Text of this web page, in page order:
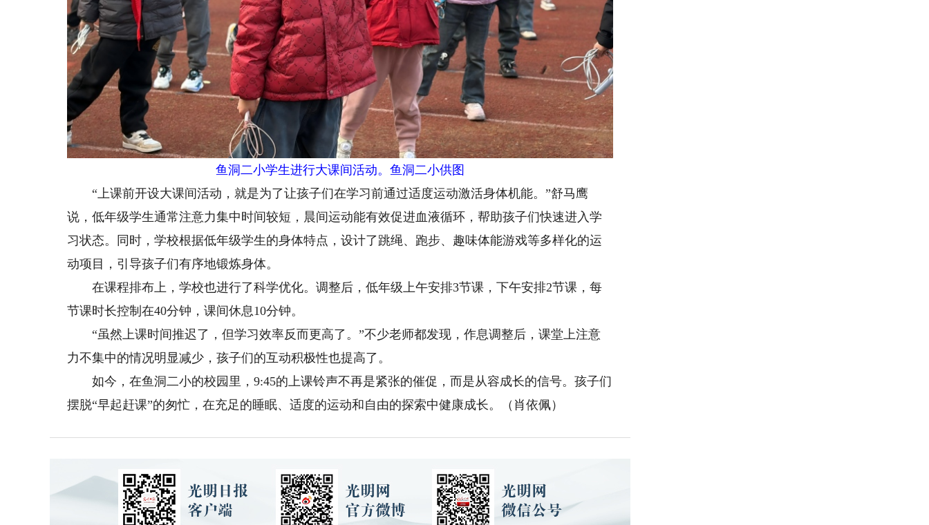
鱼洞二小学生进行大课间活动。鱼洞二小供图
“上课前开设大课间活动，就是为了让孩子们在学习前通过适度运动激活身体机能。”舒马鹰
说，低年级学生通常注意力集中时间较短，晨间运动能有效促进血液循环，帮助孩子们快速进入学
习状态。同时，学校根据低年级学生的身体特点，设计了跳绳、跑步、趣味体能游戏等多样化的运
动项目，引导孩子们有序地锻炼身体。
在课程排布上，学校也进行了科学优化。调整后，低年级上午安排3节课，下午安排2节课，每
节课时长控制在40分钟，课间休息10分钟。
“虽然上课时间推迟了，但学习效率反而更高了。”不少老师都发现，作息调整后，课堂上注意
力不集中的情况明显减少，孩子们的互动积极性也提高了。
如今，在鱼洞二小的校园里，9:45的上课铃声不再是紧张的催促，而是从容成长的信号。孩子们
摆脱“早起赶课”的匆忙，在充足的睡眠、适度的运动和自由的探索中健康成长。（肖依佩）